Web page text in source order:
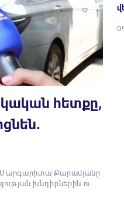
հետքը,
Մարգարիտա Քարամյանը
խնդիրներին ու